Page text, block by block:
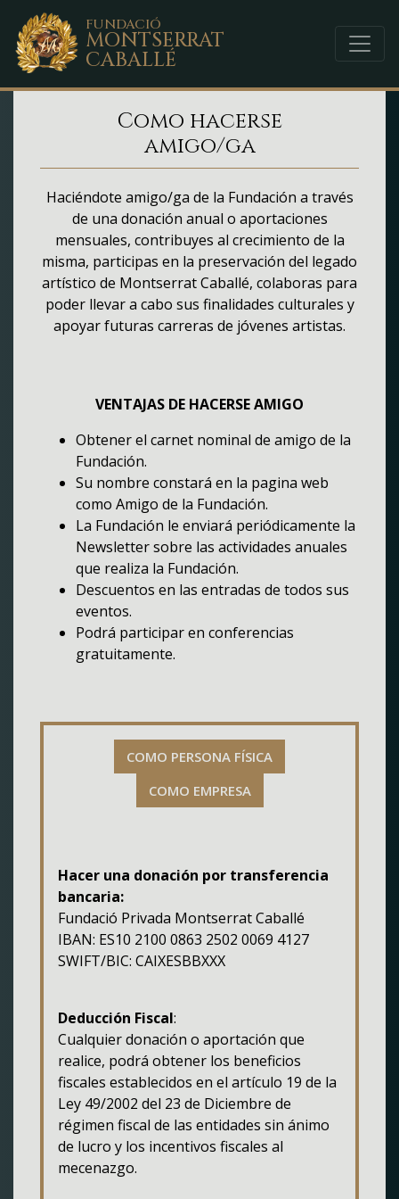
FUNDACIÓ
MONTSERRAT
CABALLÉ
Como hacerse
amigo/ga
Haciéndote amigo/ga de la Fundación a través
de una donación anual o aportaciones
mensuales, contribuyes al crecimiento de la
misma, participas en la preservación del legado
artístico de Montserrat Caballé, colaboras para
poder llevar a cabo sus finalidades culturales y
apoyar futuras carreras de jóvenes artistas.
VENTAJAS DE HACERSE AMIGO
Obtener el carnet nominal de amigo de la
Fundación.
Su nombre constará en la pagina web
como Amigo de la Fundación.
La Fundación le enviará periódicamente la
Newsletter sobre las actividades anuales
que realiza la Fundación.
Descuentos en las entradas de todos sus
eventos.
Podrá participar en conferencias
gratuitamente.
COMO PERSONA FÍSICA
COMO EMPRESA
Hacer una donación por transferencia
bancaria:
Fundació Privada Montserrat Caballé
IBAN: ES10 2100 0863 2502 0069 4127
SWIFT/BIC: CAIXESBBXXX
Deducción Fiscal:
Cualquier donación o aportación que
realice, podrá obtener los beneficios
fiscales establecidos en el artículo 19 de la
Ley 49/2002 del 23 de Diciembre de
régimen fiscal de las entidades sin ánimo
de lucro y los incentivos fiscales al
mecenazgo.